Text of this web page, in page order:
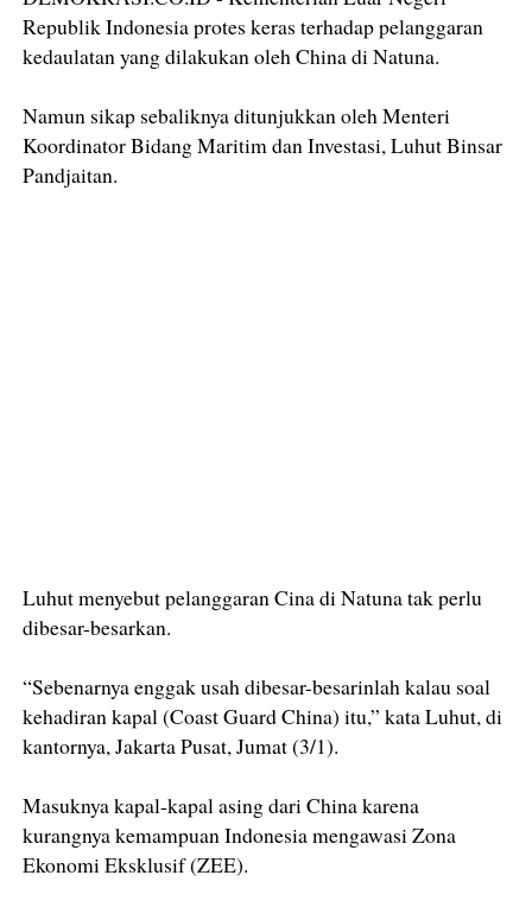
Republik Indonesia protes keras terhadap pelanggaran
kedaulatan yang dilakukan oleh China di Natuna.
Namun sikap sebaliknya ditunjukkan oleh Menteri
Koordinator Bidang Maritim dan Investasi, Luhut Binsar
Pandjaitan.
Luhut menyebut pelanggaran Cina di Natuna tak perlu
dibesar-besarkan.
“Sebenarnya enggak usah dibesar-besarinlah kalau soal
kehadiran kapal (Coast Guard China) itu,” kata Luhut, di
kantornya, Jakarta Pusat, Jumat (3/1).
Masuknya kapal-kapal asing dari China karena
kurangnya kemampuan Indonesia mengawasi Zona
Ekonomi Eksklusif (ZEE).